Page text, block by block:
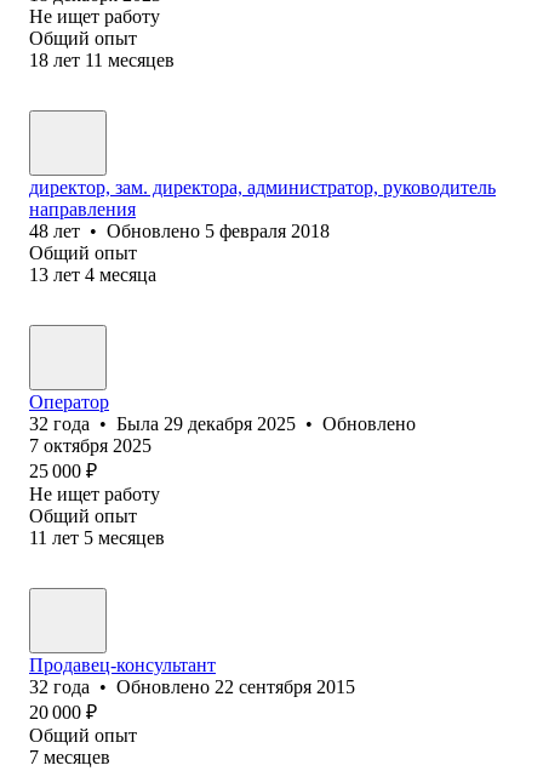
Не ищет работу
Общий опыт
18 лет 11 месяцев
директор, зам. директора, администратор, руководитель
направления
48 лет • Обновлено 5 февраля 2018
Общий опыт
13 лет 4 месяца
Оператор
32 года • Была 29 декабря 2025 • Обновлено
7 октября 2025
25 000 ₽
Не ищет работу
Общий опыт
11 лет 5 месяцев
Продавец-консультант
32 года • Обновлено 22 сентября 2015
20 000 ₽
Общий опыт
7 месяцев